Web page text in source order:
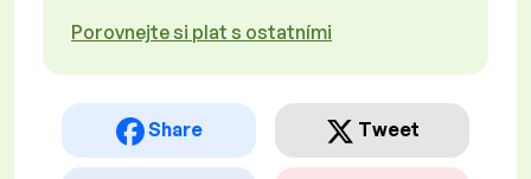
Porovnejte si plat s ostatními
Share Tweet